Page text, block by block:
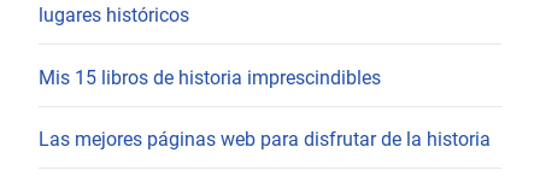
lugares históricos
Mis 15 libros de historia imprescindibles
Las mejores páginas web para disfrutar de la historia